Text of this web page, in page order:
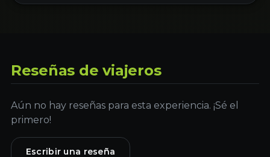
Reseñas de viajeros
Aún no hay reseñas para esta experiencia. ¡Sé el
primero!
Escribir una reseña